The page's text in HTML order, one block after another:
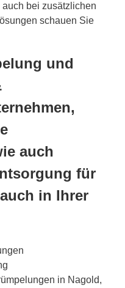
auch bei zusätzlichen
schauen Sie
und
auch
für
in Ihrer
in Nagold,